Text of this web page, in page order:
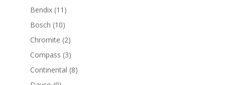
Bendix 11 11
productos
Bosch 1010
productos
Chromite 22
productos
Compass 33
productos
Continental 88